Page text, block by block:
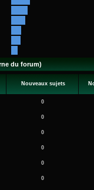
du forum)
Nouveaux sujets
0
0
0
0
0
0